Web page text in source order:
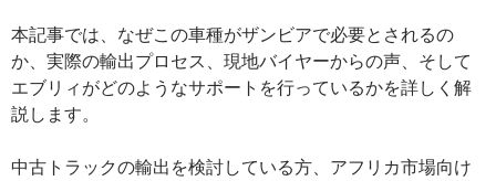
の
力
～
本記事では、なぜこの車種がザンビアで必要とされるの
か、実際の輸出プロセス、現地バイヤーからの声、そして
エブリィがどのようなサポートを行っているかを詳しく解
説します。
中古トラックの輸出を検討している方、アフリカ市場向け